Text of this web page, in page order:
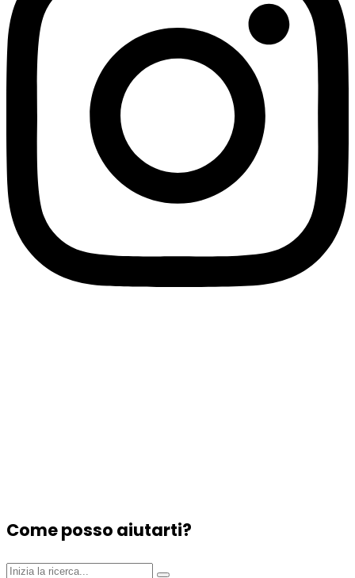
Come posso aiutarti?